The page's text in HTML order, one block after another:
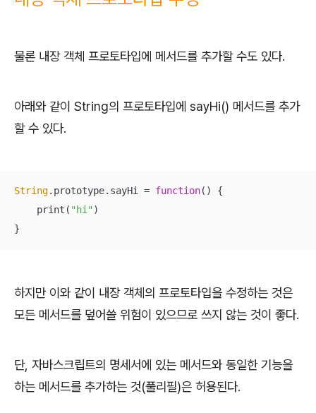
물론 내장 객체 프로토타입에 메서드를 추가할 수도 있다.
아래와 같이 String의 프로토타입에 sayHi() 메서드를 추가
할 수 있다.
String.prototype.sayHi = function( ) {
    print(
"hi" )
}
하지만 이와 같이 내장 객체의 프로토타입을 수정하는 것은
모든 메서드를 덮어쓸 위험이 있으므로 쓰지 않는 것이 좋다.
단, 자바스크립트의 명세서에 있는 메서드와 동일한 기능을
하는 메서드를 추가하는 것(풀리필)은 허용된다.